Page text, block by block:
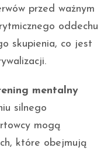
przed ważnym
oddechu
skupienia, co jest
mentalny
silnego
mogą
które obejmują